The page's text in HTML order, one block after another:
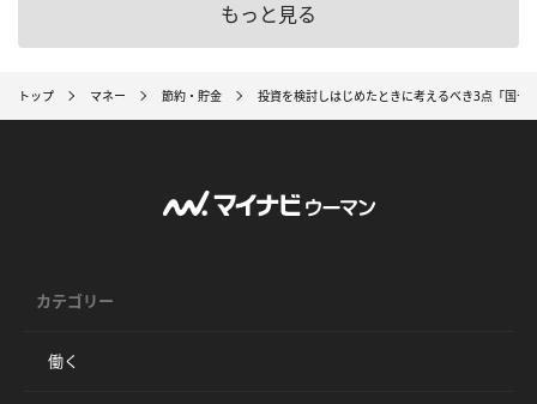
もっと見る
トップ マネー 節約・貯金 投資を検討しはじめたときに考えるべき3点「国や
カテゴリー
働く